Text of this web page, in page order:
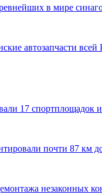
в мире
автозапчасти
17 спортплощадок
почти 87 км
незаконных